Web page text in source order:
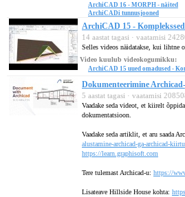
ArchiCAD 16 - MORPH - näited
ArchiCADi tunnusjooned
ArchiCAD 15 -
14 aastat tagasi · vaatamisi
Selles videos näidatakse, kui lihtne
Video kuulub videokogumikku:
ArchiCAD 15 uued omadused -
Dokumenteerimine
5 aastat tagasi · vaatamisi
Vaadake seda videot, et kiirelt
dokumentatsioon.
Vaadake seda artiklit, et aru saada
alustamine-archicad-ga-archicad-
https://learn.graphisoft.com
Tere tulemast Archicad-u: https://
Lisateave Hillside House kohta: